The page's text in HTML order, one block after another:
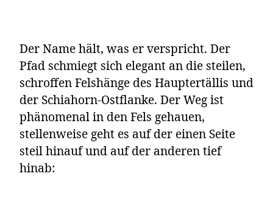
Der Name hält, was er verspricht. Der
Pfad schmiegt sich elegant an die steilen,
schroffen Felshänge des Hauptertällis und
der Schiahorn-Ostflanke. Der Weg ist
phänomenal in den Fels gehauen,
stellenweise geht es auf der einen Seite
steil hinauf und auf der anderen tief
hinab: